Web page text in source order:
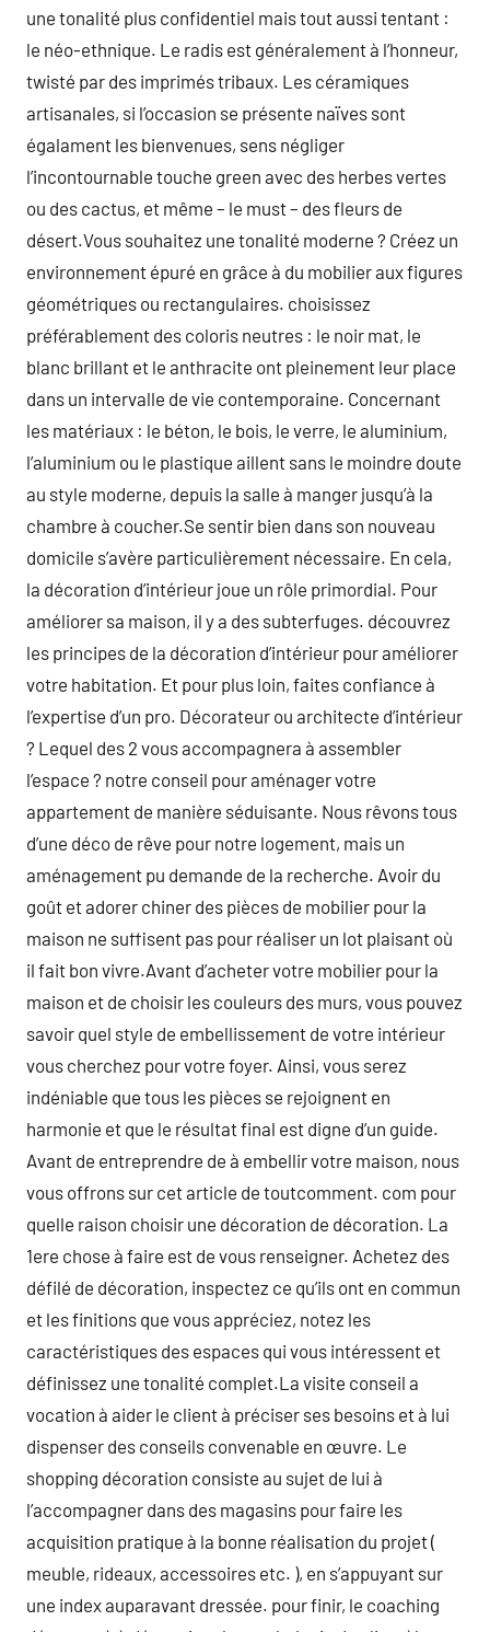
une tonalité plus confidentiel mais tout aussi tentant :
le néo-ethnique. Le radis est généralement à l’honneur,
twisté par des imprimés tribaux. Les céramiques
artisanales, si l’occasion se présente naïves sont
égalament les bienvenues, sens négliger
l’incontournable touche green avec des herbes vertes
ou des cactus, et même – le must – des fleurs de
désert.Vous souhaitez une tonalité moderne ? Créez un
environnement épuré en grâce à du mobilier aux figures
géométriques ou rectangulaires. choisissez
préférablement des coloris neutres : le noir mat, le
blanc brillant et le anthracite ont pleinement leur place
dans un intervalle de vie contemporaine. Concernant
les matériaux : le béton, le bois, le verre, le aluminium,
l’aluminium ou le plastique aillent sans le moindre doute
au style moderne, depuis la salle à manger jusqu’à la
chambre à coucher.Se sentir bien dans son nouveau
domicile s’avère particulièrement nécessaire. En cela,
la décoration d’intérieur joue un rôle primordial. Pour
améliorer sa maison, il y a des subterfuges. découvrez
les principes de la décoration d’intérieur pour améliorer
votre habitation. Et pour plus loin, faites confiance à
l’expertise d’un pro. Décorateur ou architecte d’intérieur
? Lequel des 2 vous accompagnera à assembler
l’espace ? notre conseil pour aménager votre
appartement de manière séduisante. Nous rêvons tous
d’une déco de rêve pour notre logement, mais un
aménagement pu demande de la recherche. Avoir du
goût et adorer chiner des pièces de mobilier pour la
maison ne suffisent pas pour réaliser un lot plaisant où
il fait bon vivre.Avant d’acheter votre mobilier pour la
maison et de choisir les couleurs des murs, vous pouvez
savoir quel style de embellissement de votre intérieur
vous cherchez pour votre foyer. Ainsi, vous serez
indéniable que tous les pièces se rejoignent en
harmonie et que le résultat final est digne d’un guide.
Avant de entreprendre de à embellir votre maison, nous
vous offrons sur cet article de toutcomment. com pour
quelle raison choisir une décoration de décoration. La
1ere chose à faire est de vous renseigner. Achetez des
défilé de décoration, inspectez ce qu’ils ont en commun
et les finitions que vous appréciez, notez les
caractéristiques des espaces qui vous intéressent et
définissez une tonalité complet.La visite conseil a
vocation à aider le client à préciser ses besoins et à lui
dispenser des conseils convenable en œuvre. Le
shopping décoration consiste au sujet de lui à
l’accompagner dans des magasins pour faire les
acquisition pratique à la bonne réalisation du projet (
meuble, rideaux, accessoires etc. ), en s’appuyant sur
une index auparavant dressée. pour finir, le coaching